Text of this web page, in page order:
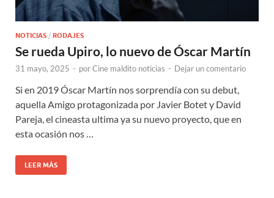
NOTICIAS / RODAJES
Se rueda Upiro, lo nuevo de Óscar Martín
31 mayo, 2025 - porCine maldito noticias - Dejar un comentario
Si en 2019 Óscar Martín nos sorprendía con su debut,
aquella Amigo protagonizada por Javier Botet y David
Pareja, el cineasta ultima ya su nuevo proyecto, que en
esta ocasión nos …
LEER MÁS